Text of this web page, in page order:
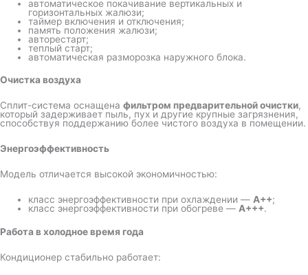
автоматическое покачивание вертикальных и
горизонтальных жалюзи;
таймер включения и отключения;
память положения жалюзи;
авторестарт;
теплый старт;
автоматическая разморозка наружного блока.
Очистка воздуха
Сплит-система оснащена фильтром предварительной очистки,
который задерживает пыль, пух и другие крупные загрязнения,
способствуя поддержанию более чистого воздуха в помещении.
Энергоэффективность
Модель отличается высокой экономичностью:
класс энергоэффективности при охлаждении —A++;
класс энергоэффективности при обогреве —A+++.
Работа в холодное время года
Кондиционер стабильно работает: